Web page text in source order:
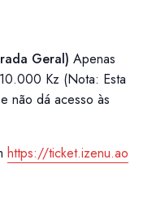
Geral) Apenas
Kz (Nota: Esta
não dá acesso às
https://ticket.izenu.ao